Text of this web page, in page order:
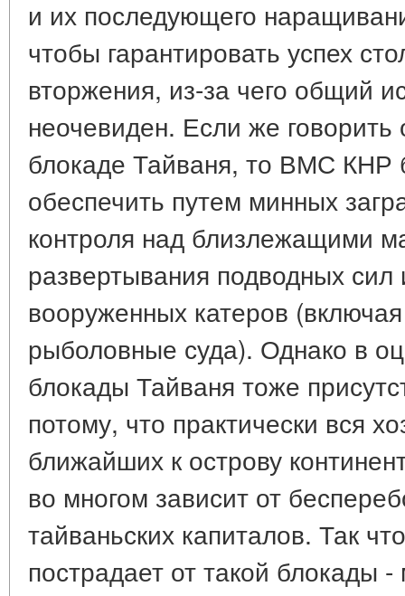
и их последующего
чтобы гарантировать успех
вторжения, из-за чего общий
неочевиден. Если же
блокаде Тайваня, то ВМС КНР
обеспечить путем минных
контроля над близлежащими
развертывания подводных сил
вооруженных катеров
рыболовные суда). Однако в
блокады Тайваня тоже
потому, что практически вся
ближайших к острову
во многом зависит от
тайваньских капиталов. Так
пострадает от такой блокады